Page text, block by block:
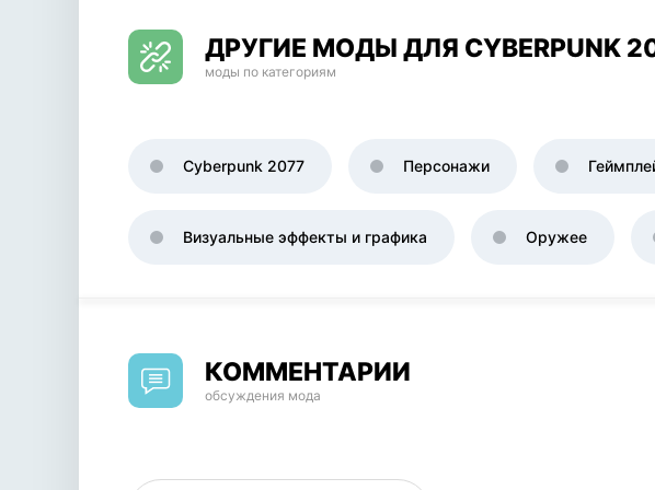
ДРУГИЕ МОДЫ ДЛЯ CYBERPUNK
моды по категориям
Cyberpunk 2077 Персонажи
Визуальные эффекты и графика Оружее
КОММЕНТАРИИ
обсуждения мода